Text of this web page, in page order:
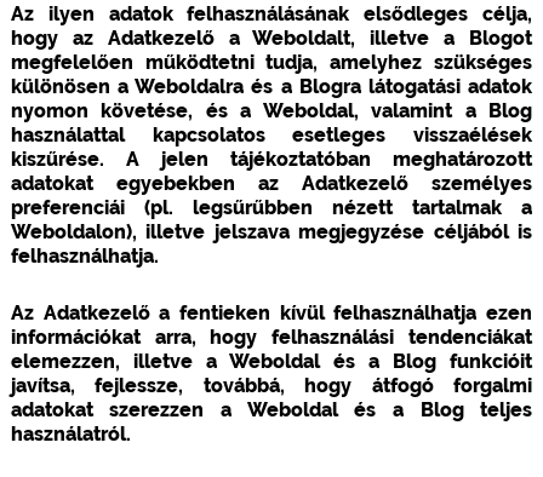
Az ilyen adatok felhasználásának elsődleges célja,
hogy az Adatkezelő a Weboldalt, illetve a Blogot
megfelelően működtetni tudja, amelyhez szükséges
különösen a Weboldalra és a Blogra látogatási adatok
nyomon követése, és a Weboldal, valamint a Blog
használattal kapcsolatos esetleges visszaélések
kiszűrése. A jelen tájékoztatóban meghatározott
adatokat egyebekben az Adatkezelő személyes
preferenciái (pl. legsűrűbben nézett tartalmak a
Weboldalon), illetve jelszava megjegyzése céljából is
felhasználhatja.
Az Adatkezelő a fentieken kívül felhasználhatja ezen
információkat arra, hogy felhasználási tendenciákat
elemezzen, illetve a Weboldal és a Blog funkcióit
javítsa, fejlessze, továbbá, hogy átfogó forgalmi
adatokat szerezzen a Weboldal és a Blog teljes
használatról.